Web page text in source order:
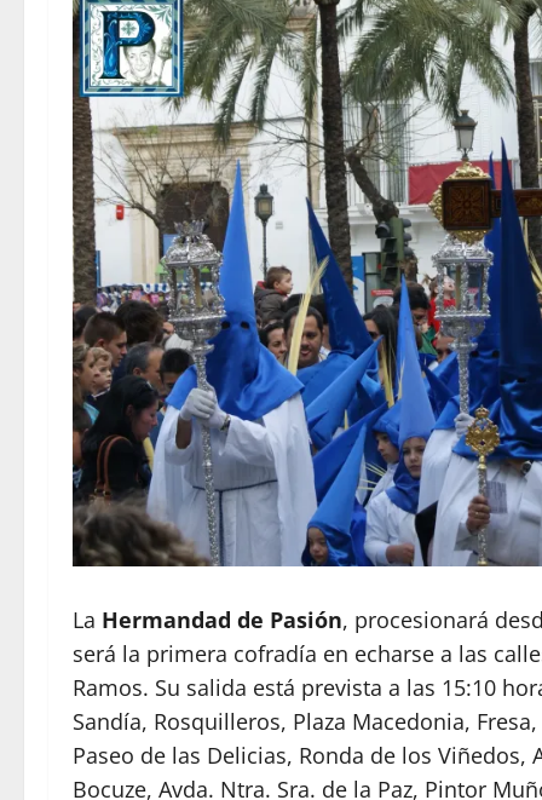
La Hermandad de Pasión, procesionará
será la primera cofradía en echarse a las
Ramos. Su salida está prevista a las 15:10
Sandía, Rosquilleros, Plaza Macedonia,
Paseo de las Delicias, Ronda de los Viñedos,
Bocuze, Avda. Ntra. Sra. de la Paz, Pintor